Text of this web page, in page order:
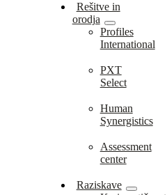
Rešitve in
orodja
Profiles
International
PXT
Select
Human
Synergistics
Assessment
center
Raziskave